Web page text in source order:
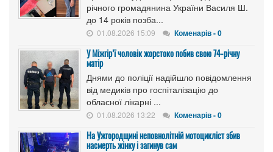
річного громадянина України Василя Ш.
до 14 років позба...
01.08.2026 15:09 Коменарів - 0
У Міжгір’ї чоловік жорстоко побив свою 74-річну
матір
Днями до поліції надійшло повідомлення
від медиків про госпіталізацію до
обласної лікарні ...
01.08.2026 13:22 Коменарів - 0
На Ужгородщині неповнолітній мотоцикліст збив
насмерть жінку і загинув сам